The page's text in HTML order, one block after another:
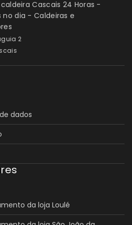
Cascais 24 Horas -
no dia - Caldeiras e
2
dados
da loja Loulé